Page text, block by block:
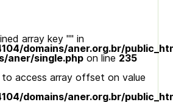
array key "" in
domains/aner.org.br/
aner/single.php on line 235
to access array offset on value
domains/aner.org.br/